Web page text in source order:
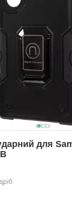
для